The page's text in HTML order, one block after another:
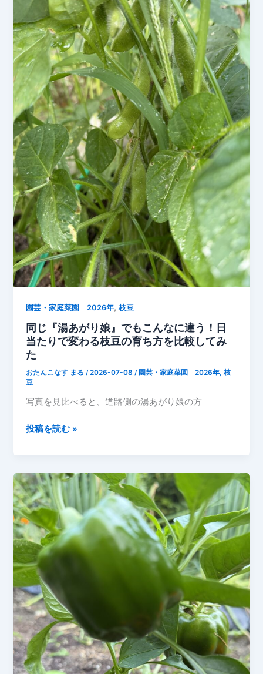
12
日】
大
量
収
穫！
家
庭
菜
園
で
今
年
一
番
の
枝
豆
収
穫
【2026
年
月・
富
山】
園芸・家庭菜園 2026年,枝豆
同じ『湯あがり娘』でもこんなに違う！日
当たりで変わる枝豆の育ち方を比較してみ
た
おたんこなす まる/2026-07-08/ 園芸・家庭菜園 2026年,枝
豆
写真を見比べると、道路側の湯あがり娘の方
同
あ
が
り
娘』
で
も
こ
ん
な
に
違
う！
日
当
た
投稿を読む »